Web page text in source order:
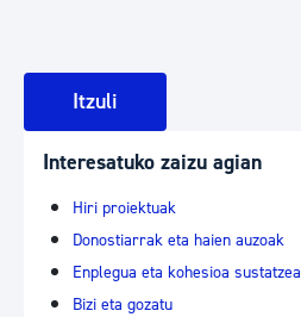
Itzuli
Interesatuko zaizu agian
Hiri proiektuak
Donostiarrak eta haien auzoak
Enplegua eta kohesioa sustatzea
Bizi eta gozatu